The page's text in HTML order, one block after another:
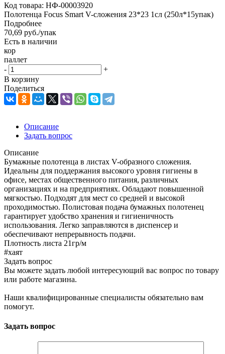
Код товара: НФ-00003920
Полотенца Focus Smart V-сложения 23*23 1сл (250л*15упак)
Подробнее
70,69 руб./упак
Есть в наличии
кор
паллет
-
+
В корзину
Поделиться
Описание
Задать вопрос
Описание
Бумажные полотенца в листах V-образного сложения.
Идеальны для поддержания высокого уровня гигиены в
офисе, местах общественного питания, различных
организациях и на предприятиях. Обладают повышенной
мягкостью. Подходят для мест со средней и высокой
проходимостью. Полистовая подача бумажных полотенец
гарантирует удобство хранения и гигиеничность
использования. Легко заправляются в диспенсер и
обеспечивают непрерывность подачи.
Плотность листа 21гр/м
#хаят
Задать вопрос
Вы можете задать любой интересующий вас вопрос по товару
или работе магазина.
Наши квалифицированные специалисты обязательно вам
помогут.
Задать вопрос